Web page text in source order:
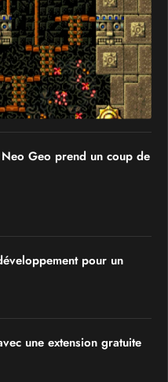
Geo prend un coup de
pour un
une extension gratuite